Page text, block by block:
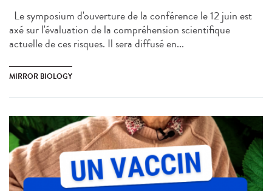
Le symposium d'ouverture de la conférence le 12 juin est
axé sur l'évaluation de la compréhension scientifique
actuelle de ces risques. Il sera diffusé en...
MIRROR BIOLOGY